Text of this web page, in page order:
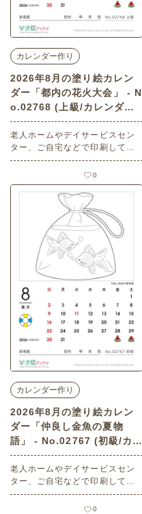
カレンダー作り
2026年8月の塗り絵カレン
ダー「都内の花火大会」 - N
o.02768 (上級/カレンダー
作りの介護レク素材)
老人ホームやデイサービスセン
ター、ご自宅などで印刷してお
使いいただける無料の高齢者向
け介護レク素材 2026年8月の塗
り絵カレンダー「都内の花火大
会」（カレンダー作り・上級）
群・都会・打上演出・夜景・光
景・大規模イベント
0
カレンダー作り
2026年8月の塗り絵カレン
ダー「仲良し金魚の夏物
語」 - No.02767 (初級/カレ
ンダー作りの介護レク素材)
老人ホームやデイサービスセン
ター、ご自宅などで印刷してお
使いいただける無料の高齢者向
け介護レク素材 2026年8月の塗
0